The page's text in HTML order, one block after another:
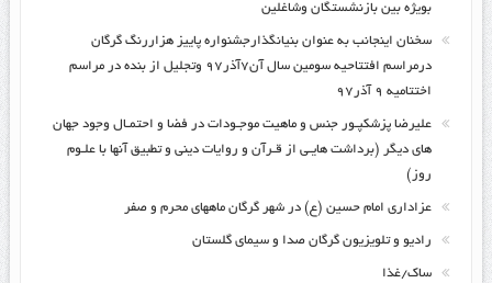
بویژه بین بازنشستگان وشاغلین
سخنان اینجانب به عنوان بنیانگذارجشنواره پاییز هزاررنگ گرگان
درمراسم افتتاحیه سومین سال آن۷آذر۹۷ وتجلیل از بنده در مراسم
اختتامیه ۹ آذر۹۷
علیرضا پزشکپـور جنس و ماهیت موجـودات در فضا و احتمـال وجود جهان
های دیگر (برداشت هایـی از قـرآن و روایات دینی و تطبیق آنها با علـوم
روز)
عزاداری امام حسین (ع) در شهر گرگان ماههای محرم و صفر
رادیو و تلویزیون گرگان صدا و سیمای گلستان
ساک/غذا